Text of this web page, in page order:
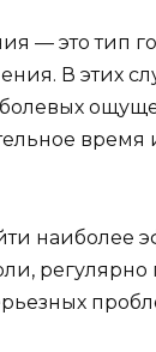
— это тип
В этих
время
наиболее
регулярно